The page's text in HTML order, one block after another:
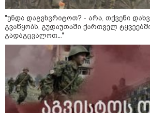
გარემოს
ინფორმაციით, 9-
საქართველოში
დროგამოშვებით
მოზაიკა
"უნდა დაგვხვრიტოთ? - არა, თქვენი
გვაწყობს, გუდაუთაში ქართველ
გადაგცვალოთ..."